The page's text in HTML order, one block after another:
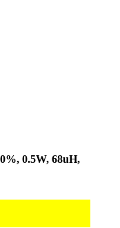
0.5W, 68uH,